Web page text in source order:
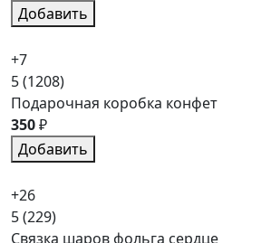
Добавить
+7
5(1208)
Подарочная коробка конфет
350₽
Добавить
+26
5(229)
Связка шаров фольга сердце